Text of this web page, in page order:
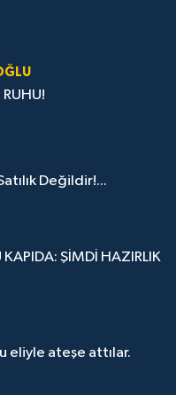
RUHU!
Değildir!...
KAPIDA: ŞİMDİ HAZIRLIK
eliyle ateşe attılar.